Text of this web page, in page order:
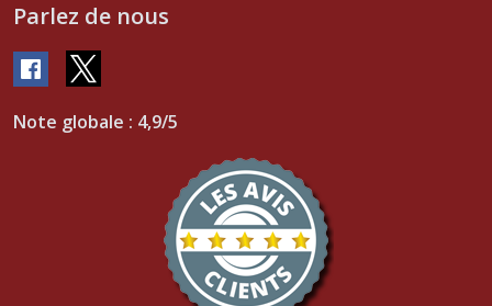
Parlez de nous
Note globale : 4,9/5